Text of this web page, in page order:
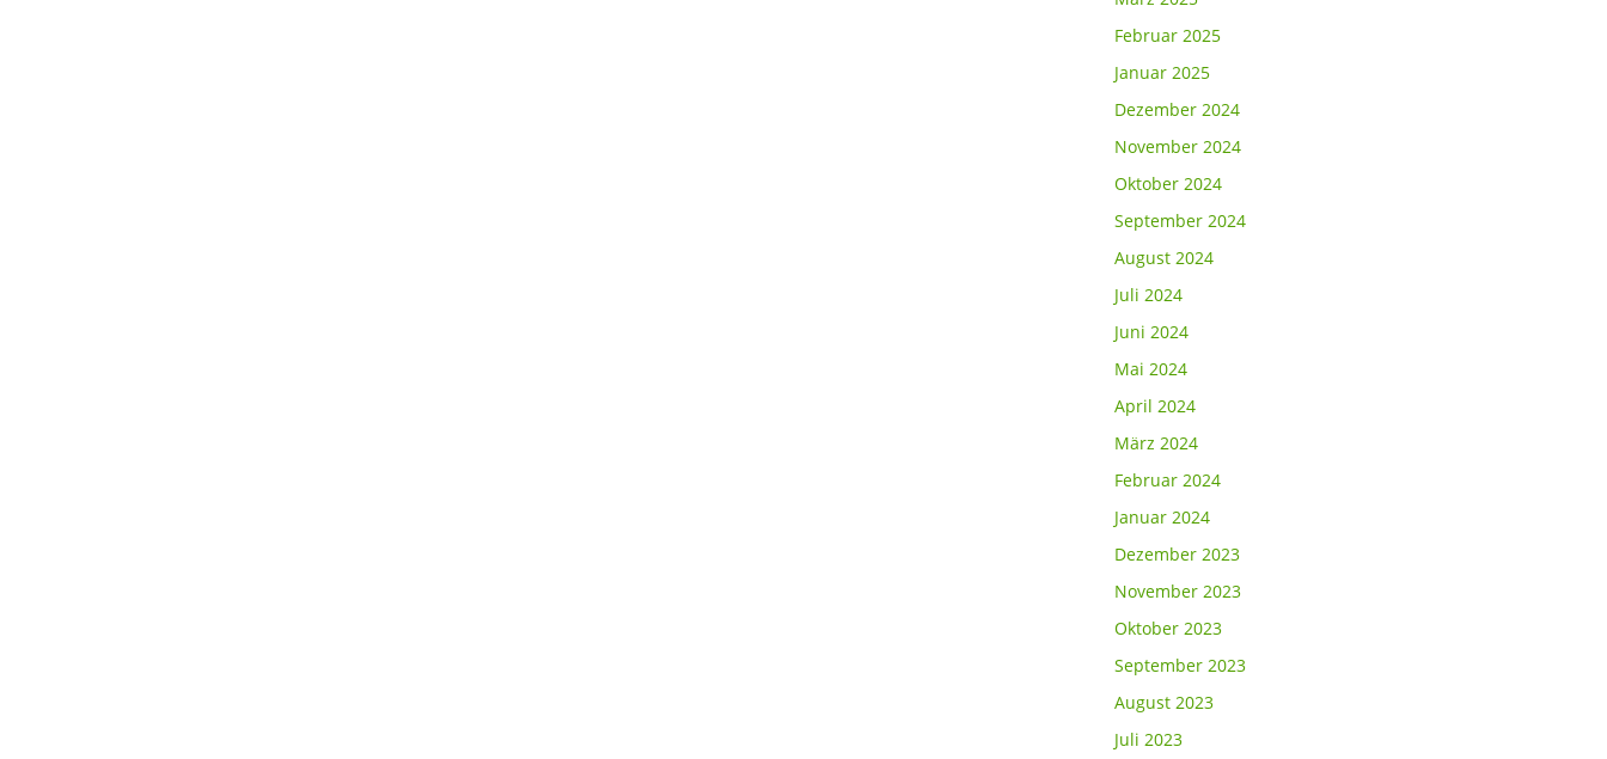
Februar 2025
Januar 2025
Dezember 2024
November 2024
Oktober 2024
September 2024
August 2024
Juli 2024
Juni 2024
Mai 2024
April 2024
März 2024
Februar 2024
Januar 2024
Dezember 2023
November 2023
Oktober 2023
September 2023
August 2023
Juli 2023